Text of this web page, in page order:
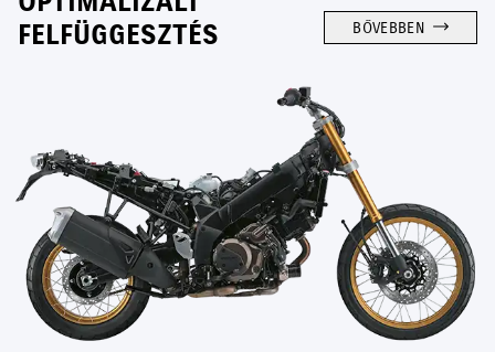
FELFÜGGESZTÉS
BŐVEBBEN